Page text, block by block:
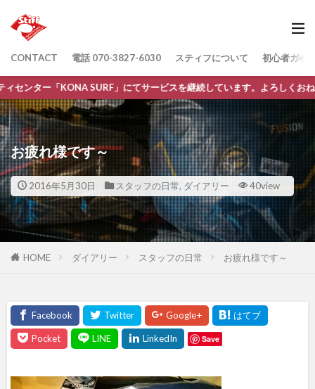
CONTACT 電話 070-3827-6030 スティフについて 初心者ガイ
SURF」にてサービスを継続しています。よろしくおねがいします。
お疲れ様です～
2016年5月30日 スタッフの日常, ダイアリー 40view
HOME ダイアリー スタッフの日常 お疲れ様です～
Save